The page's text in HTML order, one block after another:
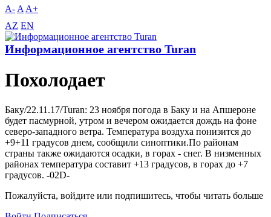
A- A A+
AZ EN
Информационное агентство Turan
Похолодает
Баку/22.11.17/Turan: 23 ноября погода в Баку и на Апшероне
будет пасмурной, утром и вечером ожидается дождь на фоне
северо-западного ветра. Температура воздуха понизится до
+9+11 градусов днем, сообщили синоптики.По районам
страны также ожидаются осадки, в горах - снег. B низменных
районах температура составит +13 градусов, в горах до +7
градусов. -02D-
Пожалуйста, войдите или подпишитесь, чтобы читать больше